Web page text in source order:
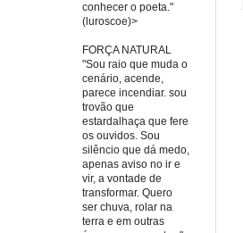
conhecer o poeta."
(luroscoe)>
FORÇA NATURAL
"Sou raio que muda o
cenário, acende,
parece incendiar. sou
trovão que
estardalhaça que fere
os ouvidos. Sou
silêncio que dá medo,
apenas aviso no ir e
vir, a vontade de
transformar. Quero
ser chuva, rolar na
terra e em outras